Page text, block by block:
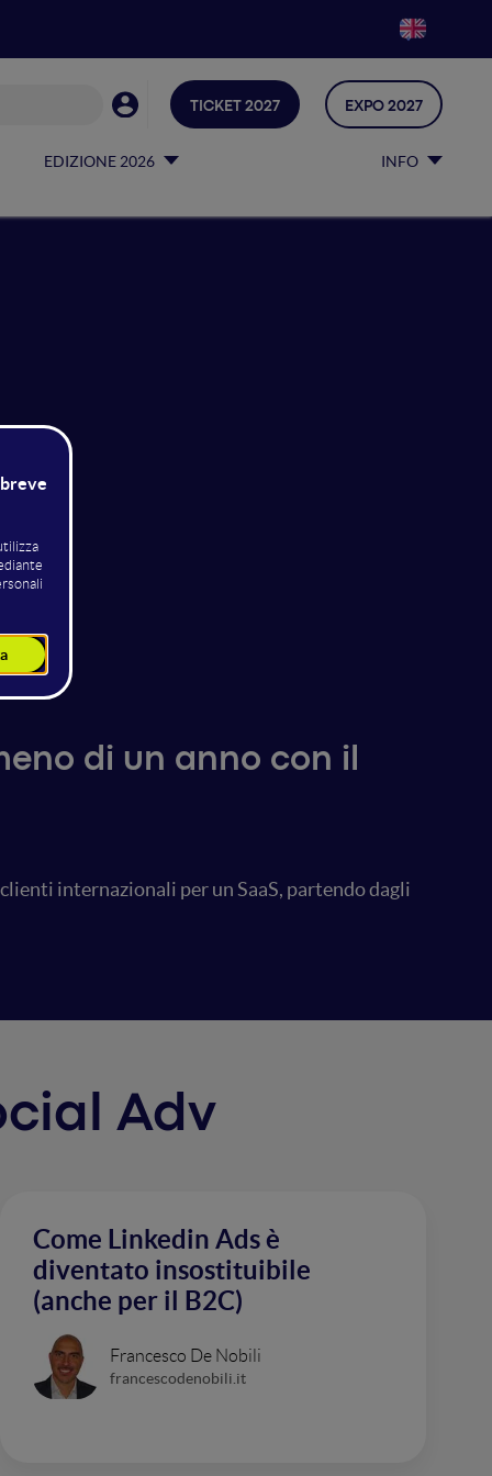
EDIZIONE 2026 INFO
TICKET 2027 EXPO 2027
di un anno con il
internazionali per un SaaS, partendo dagli
Adv
Come Linkedin Ads è
diventato insostituibile
(anche per il B2C)
Francesco De Nobili
francescodenobili.it